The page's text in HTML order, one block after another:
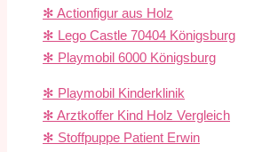
✻ Actionfigur aus Holz
✻ Lego Castle 70404 Königsburg
✻ Playmobil 6000 Königsburg
✻ Playmobil Kinderklinik
✻ Arztkoffer Kind Holz Vergleich
✻ Stoffpuppe Patient Erwin